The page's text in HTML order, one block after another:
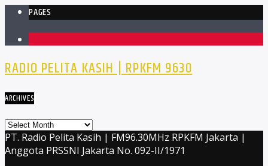
PAGES
RADIO PELITA KASIH | RPKFM 9630
ARCHIVES
Archives
PT. Radio Pelita Kasih | FM96.30MHz RPKFM Jakarta |
Anggota PRSSNI Jakarta No. 092-II/1971